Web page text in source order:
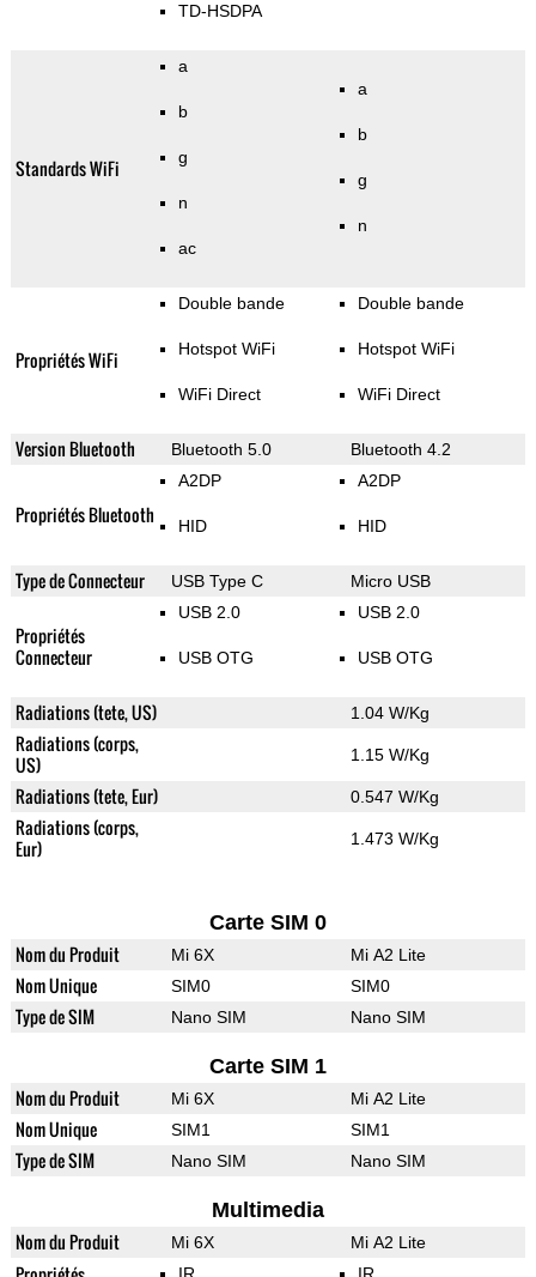
TD-HSDPA
Standards WiFi
a
b
g
n
ac
a
b
g
n
Propriétés WiFi
Double bande
Hotspot WiFi
WiFi Direct
Double bande
Hotspot WiFi
WiFi Direct
Version Bluetooth Bluetooth 5.0 Bluetooth 4.2
Propriétés Bluetooth
A2DP
HID
A2DP
HID
Type de Connecteur USB Type C Micro USB
Propriétés
Connecteur
USB 2.0
USB OTG
USB 2.0
USB OTG
Radiations (tete, US) 1.04 W/Kg
Radiations (corps,
US)
1.15 W/Kg
Radiations (tete, Eur) 0.547 W/Kg
Radiations (corps,
Eur)
1.473 W/Kg
Carte SIM 0
Nom du Produit Mi 6X Mi A2 Lite
Nom Unique SIM0 SIM0
Type de SIM Nano SIM Nano SIM
Carte SIM 1
Nom du Produit Mi 6X Mi A2 Lite
Nom Unique SIM1 SIM1
Type de SIM Nano SIM Nano SIM
Multimedia
Nom du Produit Mi 6X Mi A2 Lite